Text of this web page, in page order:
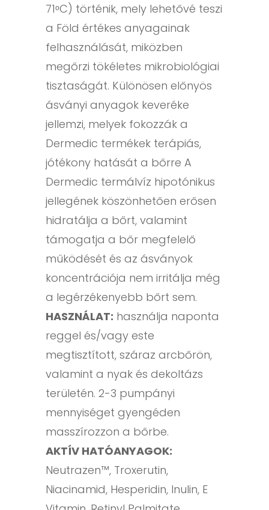
71ᵒC) történik, mely lehetővé teszi
a Föld értékes anyagainak
felhasználását, miközben
megőrzi tökéletes mikrobiológiai
tisztaságát. Különösen előnyös
ásványi anyagok keveréke
jellemzi, melyek fokozzák a
Dermedic termékek terápiás,
jótékony hatását a bőrre A
Dermedic termálvíz hipotónikus
jellegének köszönhetően erősen
hidratálja a bőrt, valamint
támogatja a bőr megfelelő
működését és az ásványok
koncentrációja nem irritálja még
a legérzékenyebb bőrt sem.
HASZNÁLAT: használja naponta
reggel és/vagy este
megtisztított, száraz arcbőrön,
valamint a nyak és dekoltázs
területén. 2-3 pumpányi
mennyiséget gyengéden
masszírozzon a bőrbe.
AKTÍV HATÓANYAGOK:
Neutrazen™, Troxerutin,
Niacinamid, Hesperidin, Inulin, E